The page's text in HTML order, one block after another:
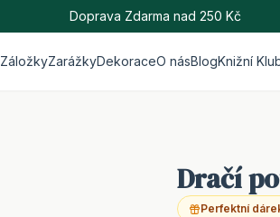
Doprava Zdarma nad 250 Kč
ZáložkyZarážkyDekoraceO násBlogKnižní
Dračí
Perfektní